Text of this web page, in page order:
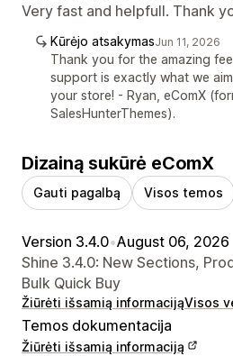
Very fast and helpfull. Thank
Kūrėjo atsakymasJun 11, 2026
Thank you for the amazing
support is exactly what we
your store! - Ryan, eComX
SalesHunterThemes).
Dizainą sukūrė eComX
Gauti pagalbą Visos temos
Version 3.4.0•August 06, 2026
Shine 3.4.0: New Sections,
Bulk Quick Buy
Žiūrėti išsamią informacijąVisos
Temos dokumentacija
Žiūrėti išsamią informaciją